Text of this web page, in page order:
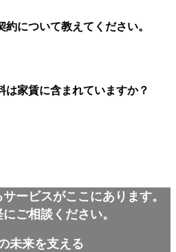
について教えてください。
は家賃に含まれていますか？
ービスがここにあります。
ご相談ください。
未来を支える